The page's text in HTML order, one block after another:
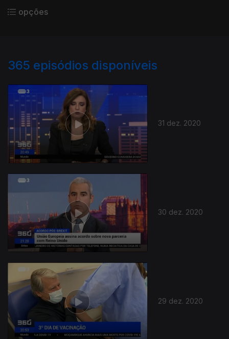
opções
365 episódios disponíveis
31 dez. 2020
30 dez. 2020
29 dez. 2020